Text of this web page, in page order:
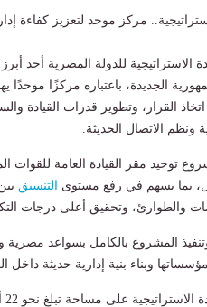
مركز موحد لتعزيز كفاءة
الاستراتيجية للدولة المصرية أحد
الجديدة، باعتباره مركزًا موحدًا
القرار، وتطوير قدرات القيادة
ونظم الاتصال الحديثة.
توحيد مقر القيادة العامة للقوات
بما يسهم في رفع مستوى
التنسيق
والطوارئ، وتحقيق أعلى درجات
المشروع بالكامل بسواعد مصرية
وبناء بنية إدارية حديثة داخل